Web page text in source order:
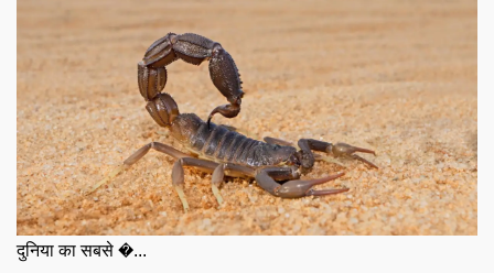
दुनिया का सबसे �...